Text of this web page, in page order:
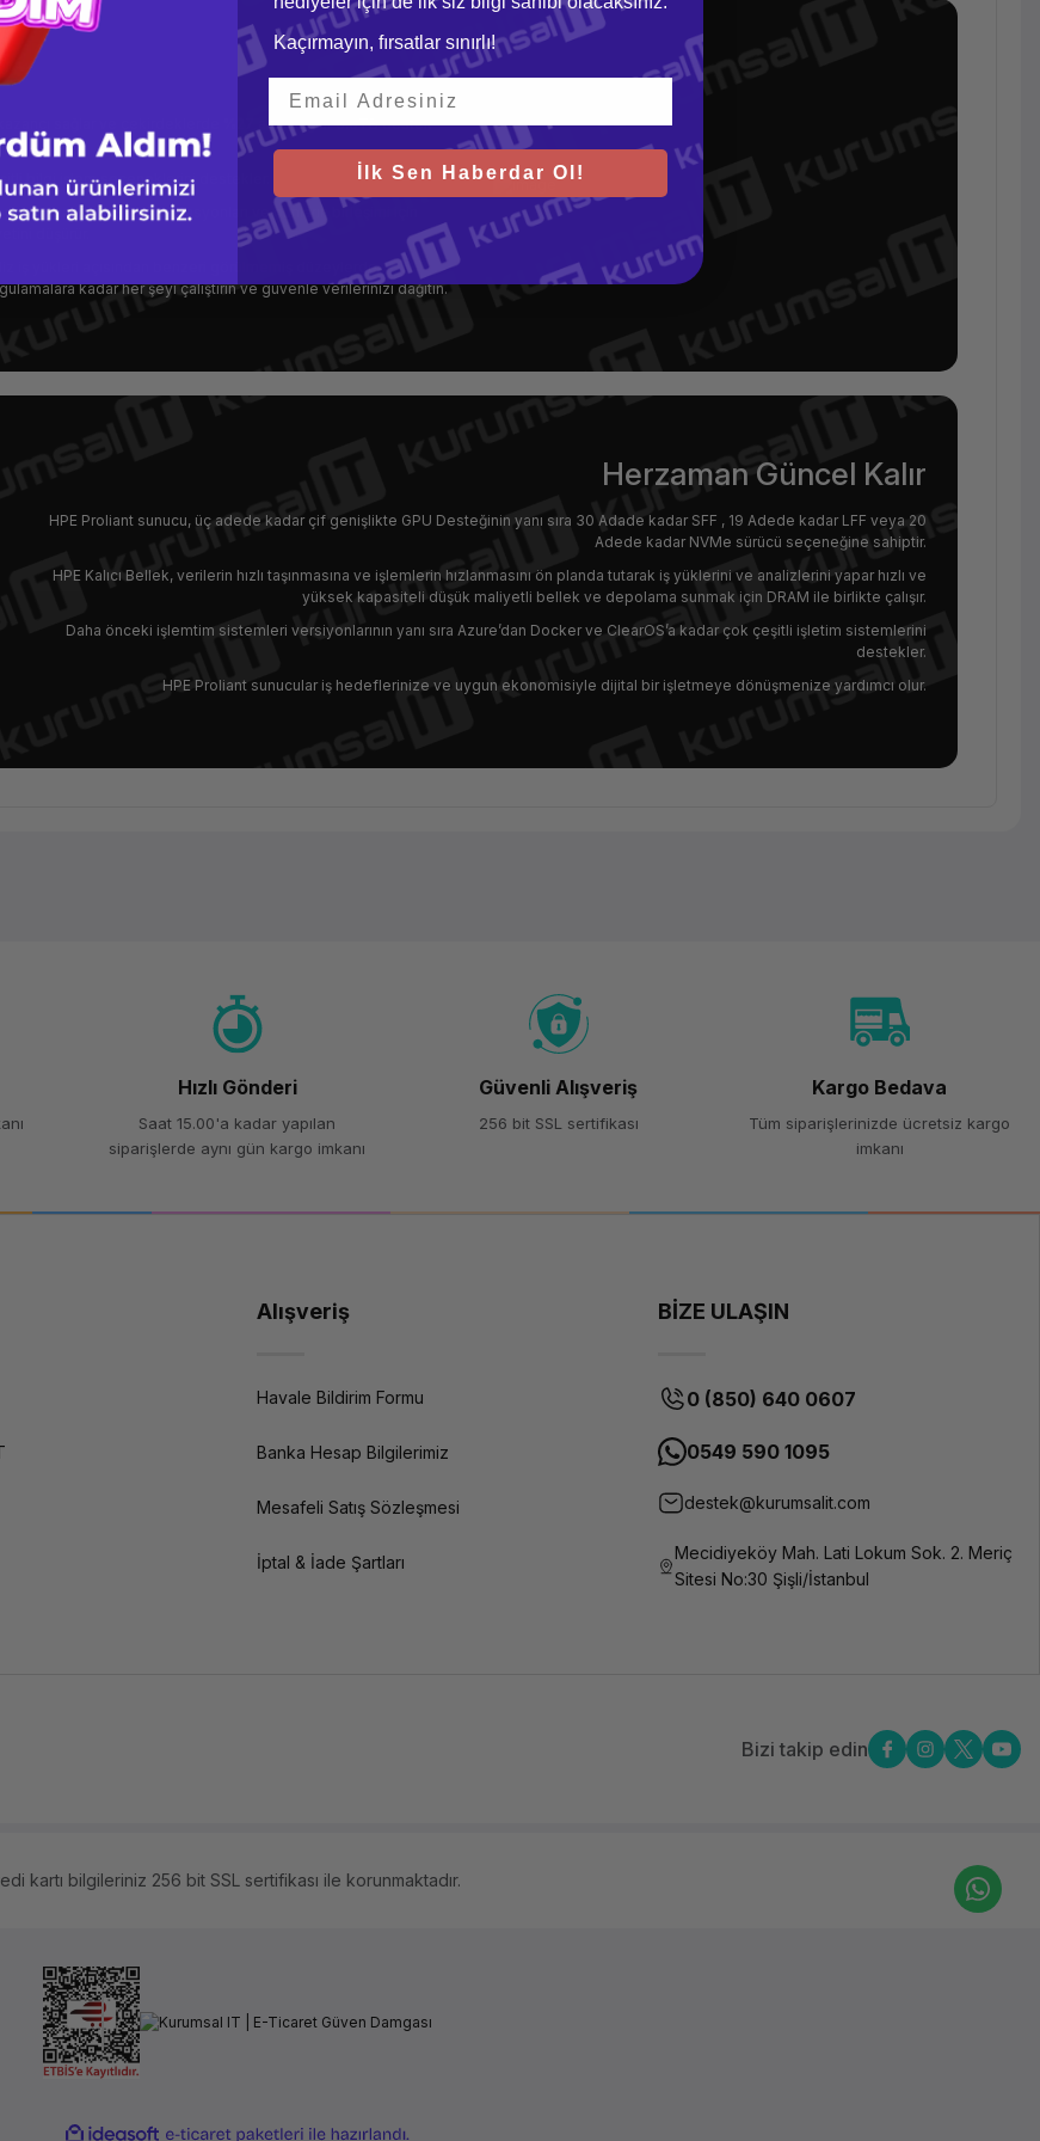
sağlar ve çekirdeklerde %27 artış sağlar 3.0TB destek
bilgi işlem seçeneklerini destekler.
ve Sanal iş istasyonları ve bunların birleşimi için
düşürür.
iş yükleri açısından benzeri görülmemiş düzeylerde
kadar her şeyi çalıştırın ve güvenle verilerinizi dağıtın.
Herzaman Güncel Kalır
HPE Proliant sunucu, üç adede kadar çif genişlikte GPU Desteğinin yanı sıra 30 Adade kadar SFF , 19 Adede kadar LFF veya 20
Adede kadar NVMe sürücü seçeneğine sahiptir.
HPE Kalıcı Bellek, verilerin hızlı taşınmasına ve işlemlerin hızlanmasını ön planda tutarak iş yüklerini ve analizlerini yapar hızlı ve
yüksek kapasiteli düşük maliyetli bellek ve depolama sunmak için DRAM ile birlikte çalışır.
Daha önceki işlemtim sistemleri versiyonlarının yanı sıra Azure’dan Docker ve ClearOS’a kadar çok çeşitli işletim sistemlerini
destekler.
HPE Proliant sunucular iş hedeflerinize ve uygun ekonomisiyle dijital bir işletmeye dönüşmenize yardımcı olur.
DL380
GEN10
1 adet
çekirdekli /
100W)
64GB(2x32
1536 GB 2933
HDD SATA
SSD
Hızlı Gönderi
Saat 15.00'a kadar yapılan
siparişlerde aynı gün kargo imkanı
Güvenli Alışveriş
256 bit SSL sertifikası
Kargo Bedava
Tüm siparişlerinizde ücretsiz kargo
imkanı
Alışveriş
Havale Bildirim Formu
Banka Hesap Bilgilerimiz
Mesafeli Satış Sözleşmesi
İptal & İade Şartları
BİZE ULAŞIN
0 (850) 640 0607
0549 590 1095
destek@kurumsalit.com
Mecidiyeköy Mah. Lati Lokum Sok. 2. Meriç
Sitesi No:30 Şişli/İstanbul
Bizi takip edin
kartı bilgileriniz 256 bit SSL sertifikası ile korunmaktadır.
ideasoft e-
Kaçırmayın, fırsatlar sınırlı!
İlk Sen Haberdar Ol!